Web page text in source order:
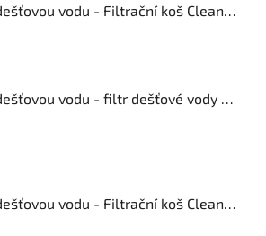
Filtr na dešťovou vodu - Filtrační koš Clean DN125
Filtr na dešťovou vodu - filtr dešťové vody v šachtě
Filtr na dešťovou vodu - Filtrační koš Clean MAXI DN125